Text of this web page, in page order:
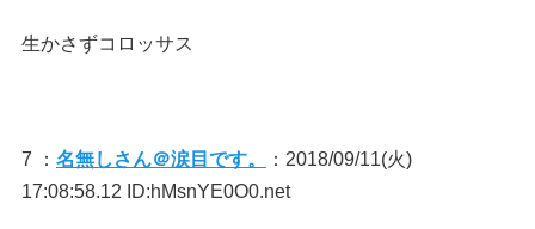
生かさずコロッサス
7 ： 名無しさん＠涙目です。
：2018/09/11(火)
17:08:58.12 ID:hMsnYE0O0.net